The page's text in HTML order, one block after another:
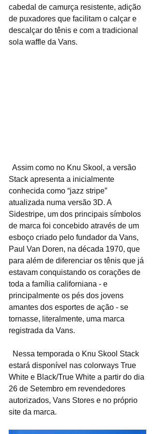
cabedal de camurça resistente, adição
de puxadores que facilitam o calçar e
descalçar do tênis e com a tradicional
sola waffle da Vans.
​  Assim como no Knu Skool, a versão
Stack apresenta a inicialmente
conhecida como “jazz stripe”
atualizada numa versão 3D. A
Sidestripe, um dos principais símbolos
de marca foi concebido através de um
esboço criado pelo fundador da Vans,
Paul Van Doren, na década 1970, que
para além de diferenciar os tênis que já
estavam conquistando os corações de
toda a família californiana - e
principalmente os pés dos jovens
amantes dos esportes de ação - se
tornasse, literalmente, uma marca
registrada da Vans.​
estará disponível nas colorways True
White e Black/True White a partir do dia
26 de Setembro em revendedores
autorizados, Vans Stores e no próprio
site da marca.